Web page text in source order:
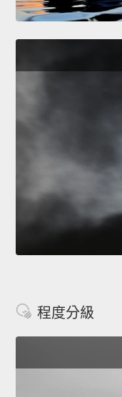
程度分級